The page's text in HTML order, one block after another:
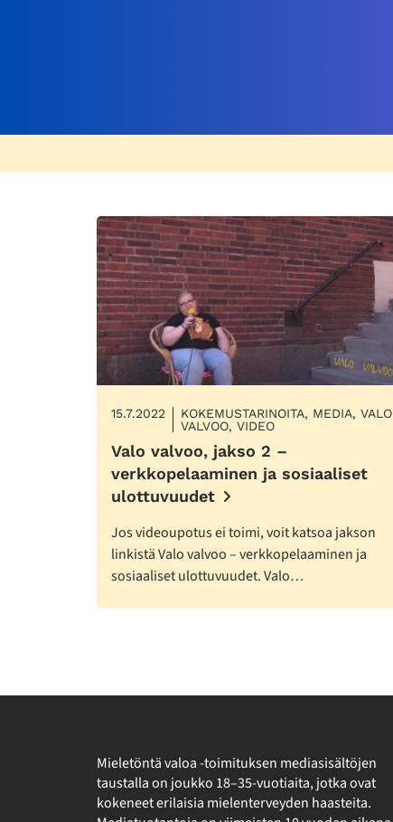
15.7.2022
KOKEMUSTARINOITA, MEDIA, VALO
VALVOO, VIDEO
Valo valvoo, jakso 2 –
verkkopelaaminen ja sosiaaliset
ulottuvuudet
Jos videoupotus ei toimi, voit katsoa jakson
linkistä Valo valvoo – verkkopelaaminen ja
sosiaaliset ulottuvuudet. Valo…
Mieletöntä valoa -toimituksen mediasisältöjen
taustalla on joukko 18–35-vuotiaita, jotka ovat
kokeneet erilaisia mielenterveyden haasteita.